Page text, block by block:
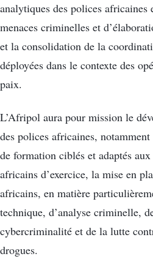
analytiques des polices africaines
menaces criminelles et
et la consolidation de la
déployées dans le contexte des
paix.
L’Afripol aura pour mission le
des polices africaines,
de formation ciblés et adaptés
africains d’exercice, la mise en
africains, en matière
technique, d’analyse criminelle,
cybercriminalité et de la lutte
drogues.